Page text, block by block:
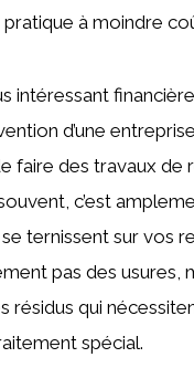
à moindre
intéressant
d’une
faire des travaux de
c’est
ternissent sur vos
pas des usures,
résidus qui
spécial.